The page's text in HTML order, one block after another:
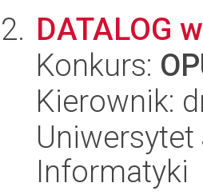
DATALOG
Konkurs:
Kierownik:
Uniwersytet
Informatyki